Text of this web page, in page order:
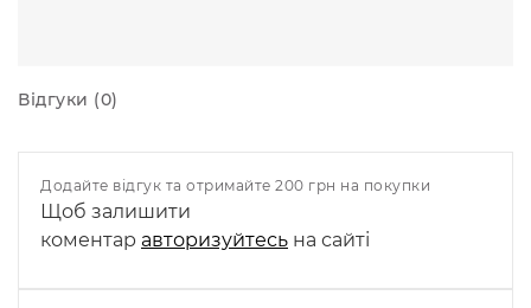
Відгуки (0)
Додайте відгук та отримайте 200 грн на покупки
Щоб залишити
коментар авторизуйтесь на сайті